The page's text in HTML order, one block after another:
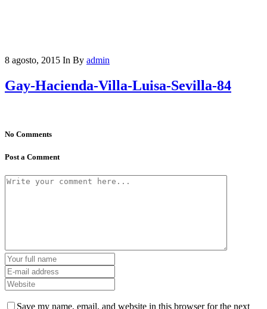
8 agosto, 2015 In By admin
Gay-Hacienda-Villa-Luisa-Sevilla-84
No Comments
Post a Comment
Save my name, email, and website in this browser for the next